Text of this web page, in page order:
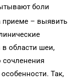
боли
приеме – выявить
в области шеи,
Так,